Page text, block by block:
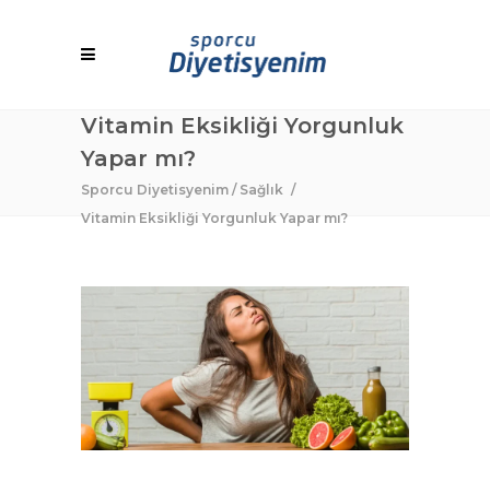
Vitamin Eksikliği Yorgunluk
Yapar mı?
Sporcu Diyetisyenim / Sağlık /
Vitamin Eksikliği Yorgunluk Yapar mı?